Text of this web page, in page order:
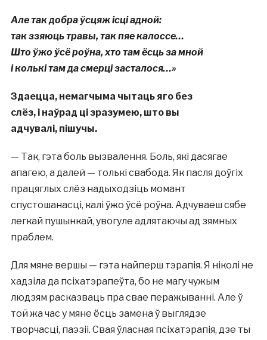
Але так добра ўсцяж ісці адной:
так ззяюць травы, так пяе калоссе…
Што ўжо ўсё роўна, хто там ёсць за мной
і колькі там да смерці засталося…»
Здаецца, немагчыма чытацьягобез
слёз, інаўрад цізразумею, што вы
адчувалі, пішучы.
— Так, гэта боль вызвалення. Боль, які дасягае
апагею, а далей — толькі свабода. Як пасля доўгіх
працяглых слёз надыходзіць момант
спустошанасці, калі ўжо ўсё роўна. Адчуваеш сябе
легкай пушынкай, увогуле адлятаючы ад зямных
праблем.
Для мяне вершы — гэта найперш тэрапія. Я ніколі не
хадзіла да псіхатэрапеўта, бо не магу чужым
людзям расказваць пра свае перажыванні. Але ў
той жа час у мяне ёсць замена ў выглядзе
творчасці, паэзіі. Свая ўласная псіхатэрапія, дзе ты